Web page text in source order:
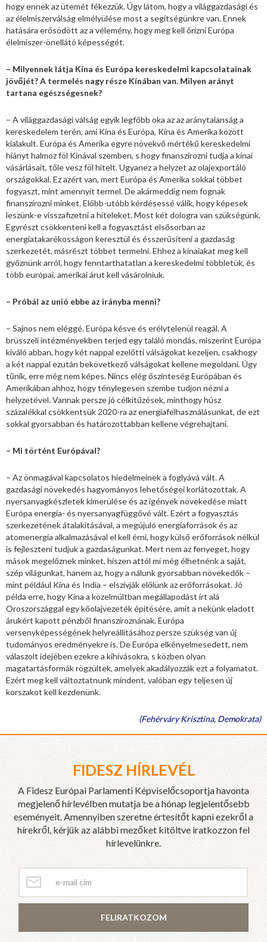
hogy ennek az ütemét fékezzük. Úgy látom, hogy a világgazdasági és
az élelmiszerválság elmélyülése most a segítségünkre van. Ennek
hatására erősödött az a vélemény, hogy meg kell őrizni Európa
élelmiszer-önellátó képességét.
– Milyennek látja Kína és Európa kereskedelmi kapcsolatainak
jövőjét? A termelés nagy része Kínában van. Milyen arányt
tartana egészségesnek?
– A világgazdasági válság egyik legfőbb oka az az aránytalanság a
kereskedelem terén, ami Kína és Európa, Kína és Amerika között
kialakult. Európa és Amerika egyre növekvő mértékű kereskedelmi
hiányt halmoz föl Kínával szemben, s hogy finanszírozni tudja a kínai
vásárlásait, tőle vesz föl hitelt. Ugyanez a helyzet az olajexportáló
országokkal. Ez azért van, mert Európa és Amerika sokkal többet
fogyaszt, mint amennyit termel. De akármeddig nem fognak
finanszírozni minket. Előbb-utóbb kérdésessé válik, hogy képesek
leszünk-e visszafizetni a hiteleket. Most két dologra van szükségünk.
Egyrészt csökkenteni kell a fogyasztást elsősorban az
energiatakarékosságon keresztül és ésszerűsíteni a gazdaság
szerkezetét, másrészt többet termelni. Ehhez a kínaiakat meg kell
győznünk arról, hogy fenntarthatatlan a kereskedelmi többletük, és
több európai, amerikai árut kell vásárolniuk.
– Próbál az unió ebbe az irányba menni?
– Sajnos nem eléggé. Európa késve és erélytelenül reagál. A
brüsszeli intézményekben terjed egy találó mondás, miszerint Európa
kiváló abban, hogy két nappal ezelőtti válságokat kezeljen, csakhogy
a két nappal ezután bekövetkező válságokat kellene megoldani. Úgy
tűnik, erre még nem képes. Nincs elég őszinteség Európában és
Amerikában ahhoz, hogy ténylegesen szembe tudjon nézni a
helyzetével. Vannak persze jó célkitűzések, minthogy húsz
százalékkal csökkentsük 2020-ra az energiafelhasználásunkat, de ezt
sokkal gyorsabban és határozottabban kellene végrehajtani.
– Mi történt Európával?
– Az önmagával kapcsolatos hiedelmeinek a foglyává vált. A
gazdasági növekedés hagyományos lehetőségei korlátozottak. A
nyersanyagkészletek kimerülése és az igények növekedése miatt
Európa energia- és nyersanyagfüggővé vált. Ezért a fogyasztás
szerkezetének átalakításával, a megújuló energiaforrások és az
atomenergia alkalmazásával el kell érni, hogy külső erőforrások nélkül
is fejleszteni tudjuk a gazdaságunkat. Mert nem az fenyeget, hogy
mások megelőznek minket, hiszen attól mi még élhetnénk a saját,
szép világunkat, hanem az, hogy a nálunk gyorsabban növekedők –
mint például Kína és India – elszívják előlünk az erőforrásokat. Jó
példa erre, hogy Kína a közelmúltban megállapodást írt alá
Oroszországgal egy kőolajvezeték építésére, amit a nekünk eladott
árukért kapott pénzből finanszíroznának. Európa
versenyképességének helyreállításához persze szükség van új
tudományos eredményekre is. De Európa elkényelmesedett, nem
válaszolt idejében ezekre a kihívásokra, s közben olyan
magatartásformák rögzültek, amelyek akadályozzák ezt a folyamatot.
Ezért meg kell változtatnunk mindent, valóban egy teljesen új
korszakot kell kezdenünk.
(Fehérváry Krisztina, Demokrata)
FIDESZ HÍRLEVÉL
A Fidesz Európai Parlamenti Képviselőcsoportja havonta
megjelenő hírlevélben mutatja be a hónap legjelentősebb
eseményeit. Amennyiben szeretne értesítőt kapni ezekről a
hírekről, kérjük az alábbi mezőket kitöltve iratkozzon fel
hírlevelünkre.
FELIRATKOZOM